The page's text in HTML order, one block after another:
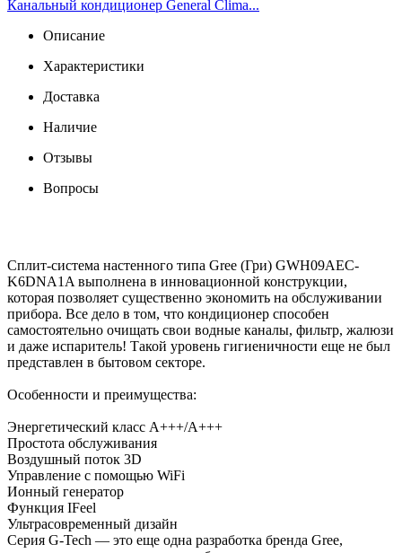
Канальный кондиционер General Clima...
Описание
Характеристики
Доставка
Наличие
Отзывы
Вопросы
Сплит-система настенного типа Gree (Гри) GWH09AEC-
K6DNA1A выполнена в инновационной конструкции,
которая позволяет существенно экономить на обслуживании
прибора. Все дело в том, что кондиционер способен
самостоятельно очищать свои водные каналы, фильтр, жалюзи
и даже испаритель! Такой уровень гигиеничности еще не был
представлен в бытовом секторе.
Особенности и преимущества:
Энергетический класс А+++/А+++
Простота обслуживания
Воздушный поток 3D
Управление с помощью WiFi
Ионный генератор
Функция IFeel
Ультрасовременный дизайн
Серия G-Tech — это еще одна разработка бренда Gree,